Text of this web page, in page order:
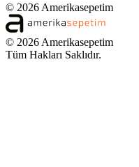
© 2026 Amerikasepetim
© 2026 Amerikasepetim
Tüm Hakları Saklıdır.